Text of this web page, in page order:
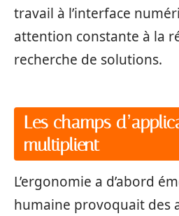
travail à l’interface
attention constante à la
recherche de solutions.
Les champs
multiplient
L’ergonomie a d’abord
humaine provoquait des